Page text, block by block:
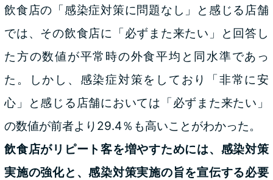
飲食店の「感染症対策に問題なし」と感じる店舗
では、その飲食店に「必ずまた来たい」と回答し
た方の数値が平常時の外食平均と同水準であっ
た。しかし、感染症対策をしており「非常に安
心」と感じる店舗においては「必ずまた来たい」
の数値が前者より29.4％も高いことがわかった。
飲食店がリピート客を増やすためには、感染対策
実施の強化と、感染対策実施の旨を宣伝する必要